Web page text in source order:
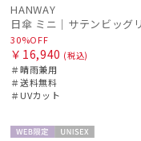
HANWAY
30%OFF
￥16,940 (税込)
＃晴雨兼用
＃送料無料
＃UVカット